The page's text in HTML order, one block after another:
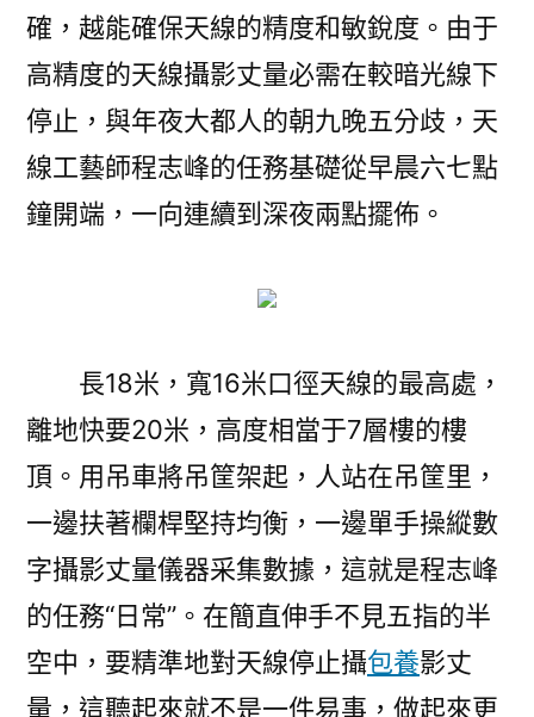
確，越能確保天線的精度和敏銳度。由于
高精度的天線攝影丈量必需在較暗光線下
停止，與年夜大都人的朝九晚五分歧，天
線工藝師程志峰的任務基礎從早晨六七點
鐘開端，一向連續到深夜兩點擺佈。
長18米，寬16米口徑天線的最高處，
離地快要20米，高度相當于7層樓的樓
頂。用吊車將吊筐架起，人站在吊筐里，
一邊扶著欄桿堅持均衡，一邊單手操縱數
字攝影丈量儀器采集數據，這就是程志峰
的任務“日常”。在簡直伸手不見五指的半
空中，要精準地對天線停止攝包養影丈
量，這聽起來就不是一件易事，做起來更